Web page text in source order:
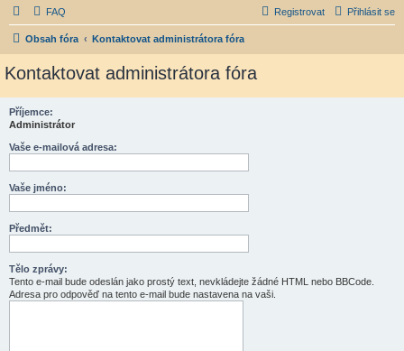
FAQ Přihlásit se
Registrovat
Obsah fóra Kontaktovat administrátora fóra
Kontaktovat administrátora fóra
Příjemce:
Administrátor
Vaše e-mailová adresa:
Vaše jméno:
Předmět:
Tělo zprávy:
Tento e-mail bude odeslán jako prostý text, nevkládejte žádné HTML nebo BBCode.
Adresa pro odpověď na tento e-mail bude nastavena na vaši.